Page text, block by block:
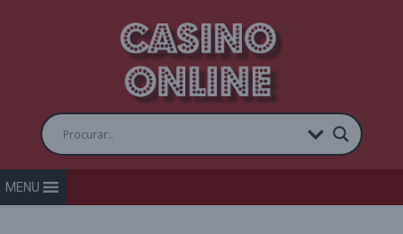
MENU